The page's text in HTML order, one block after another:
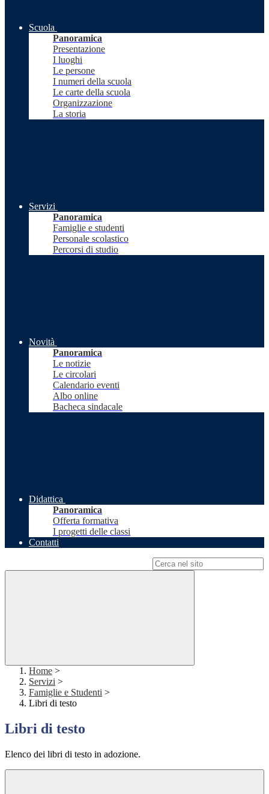
Scuola
Panoramica
Presentazione
I luoghi
Le persone
I numeri della scuola
Le carte della scuola
Organizzazione
La storia
Servizi
Panoramica
Famiglie e studenti
Personale scolastico
Percorsi di studio
Novità
Panoramica
Le notizie
Le circolari
Calendario eventi
Albo online
Bacheca sindacale
Didattica
Panoramica
Offerta formativa
I progetti delle classi
Contatti
Home >
Servizi >
Famiglie e Studenti >
Libri di testo
Libri di testo
Elenco dei libri di testo in adozione.